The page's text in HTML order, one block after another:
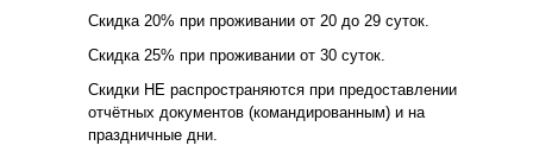
Скидка 20% при проживании от 20 до 29 суток.
Скидка 25% при проживании от 30 суток.
Скидки НЕ распространяются при предоставлении
отчётных документов (командированным) и на
праздничные дни.